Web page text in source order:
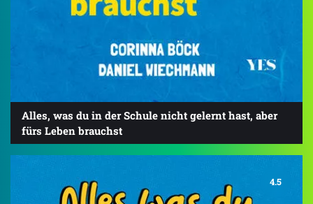
Alles, was du in der Schule nicht gelernt hast, aber
fürs Leben brauchst
4.5